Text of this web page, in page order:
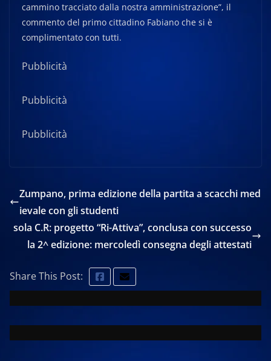
cammino tracciato dalla nostra amministrazione”, il
commento del primo cittadino Fabiano che si è
complimentato con tutti.
Pubblicità
Pubblicità
Pubblicità
Zumpano, prima edizione della partita a scacchi med
ievale con gli studenti
sola C.R: progetto “Ri-Attiva”, conclusa con successo
la 2^ edizione: mercoledì consegna degli attestati
Share This Post: